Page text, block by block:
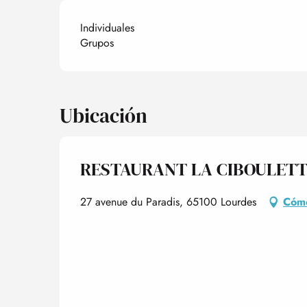
Individuales
Grupos
Ubicación
RESTAURANT LA
27 avenue du Paradis, 65100 Lourdes